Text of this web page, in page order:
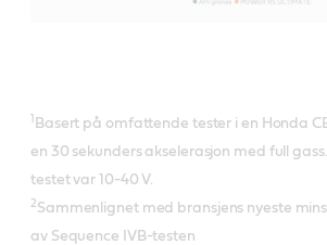
Basert på omfattende tester i en Honda
en 30 sekunders akselerasjon med full
testet var 10-40 V.
2 Sammenlignet med bransjens nyeste
av Sequence IVB-testen